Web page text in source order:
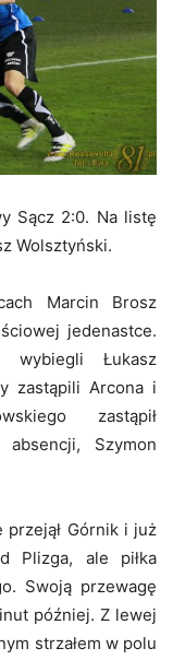
Sącz 2:0. Na listę
Wolsztyński.
Marcin Brosz
jedenastce.
Łukasz
zastąpili Arcona i
zastąpił
Szymon
Górnik i już
Plizga, ale piłka
Swoją przewagę
później. Z lewej
strzałem w polu